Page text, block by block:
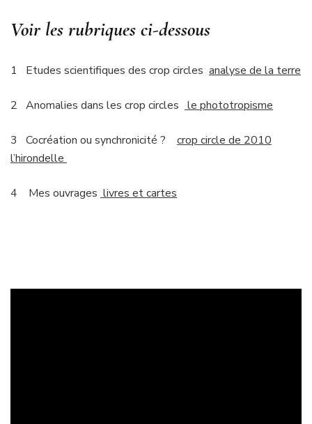
Voir les rubriques ci-dessous
1 Etudes scientifiques des crop circles analyse de la terre
2 Anomalies dans les crop circles le phototropisme
3 Cocréation ou synchronicité ? crop circle de 2010
l’hirondelle
4 Mes ouvrages livres et cartes